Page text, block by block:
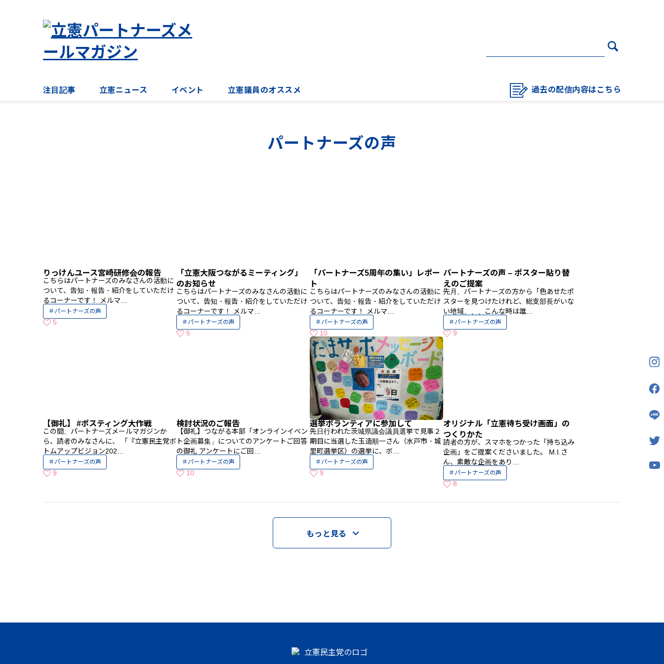
注目記事 立憲ニュース イベント 立憲議員のオススメ 過去の配信内容はこちら
パートナーズの声
りっけんユース宮崎研修会の報告
こちらはパートナーズのみなさんの活動に
ついて、告知・報告・紹介をしていただけ
るコーナーです！ メルマ…
パートナーズの声
5
「立憲大阪つながるミーティング」
のお知らせ
こちらはパートナーズのみなさんの活動に
ついて、告知・報告・紹介をしていただけ
るコーナーです！ メルマ…
パートナーズの声
5
「パートナーズ5周年の集い」レポー
ト
こちらはパートナーズのみなさんの活動に
ついて、告知・報告・紹介をしていただけ
るコーナーです！ メルマ…
パートナーズの声
いいねの数
10
パートナーズの声 – ポスター貼り替
えのご提案
先月、パートナーズの方から「色あせたポ
スターを見つけたけれど、総支部長がいな
い地域、、、こんな時は誰…
パートナーズの声
9
【御礼】 #ポスティング大作戦
この間、パートナーズメールマガジンか
ら、読者のみなさんに、 「『立憲民主党ボ
トムアップビジョン202…
パートナーズの声
9
検討状況のご報告
【御礼】つながる本部「オンラインイベン
ト企画募集」についてのアンケートご回答
の御礼 アンケートにご回…
パートナーズの声
10
選挙ボランティアに参加して
先日行われた茨城県議会議員選挙で見事２
期目に当選した玉造順一さん（水戸市・城
里町選挙区）の選挙に、ボ…
パートナーズの声
9
オリジナル「立憲待ち受け画面」の
つくりかた
読者の方が、スマホをつかった「持ち込み
企画」をご提案くださいました。 M.I.さ
ん、素敵な企画をあり…
パートナーズの声
8
もっと見る